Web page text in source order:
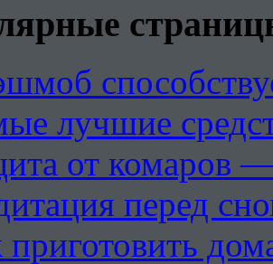
лучшие
от комаров
перед
приготовить